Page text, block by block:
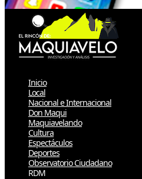
Inicio
Local
Nacional e Internacional
Don Maqui
Maquiavelando
Cultura
Espectáculos
Deportes
Observatorio Ciudadano
RDM